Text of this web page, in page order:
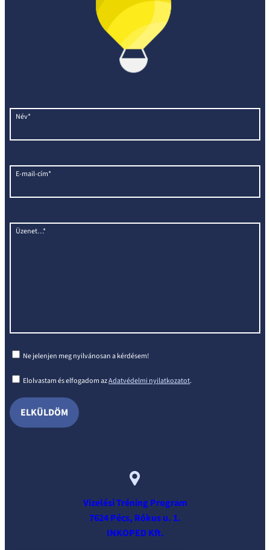
Név*
E-mail-cím*
Üzenet…*
Ne jelenjen meg nyilvánosan a kérdésem!
Elolvastam és elfogadom azAdatvédelmi nyilatkozatot.
Vizelési Tréning Program
7624 Pécs, Rókus u. 1.
INKOPED Kft.